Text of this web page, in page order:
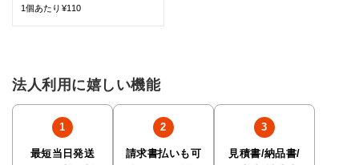
1個あたり¥110
法人利用に嬉しい機能
最短当日発送 請求書払いも可 見積書/納品書/